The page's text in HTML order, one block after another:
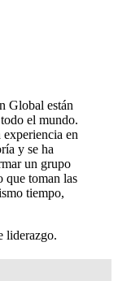
Global están
el mundo.
en
y se ha
un grupo
que toman las
tiempo,
liderazgo.